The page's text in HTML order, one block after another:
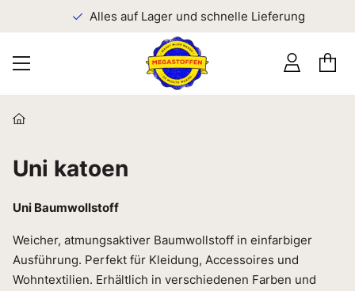
Alles auf Lager und schnelle Lieferung
Uni katoen
Uni Baumwollstoff
Weicher, atmungsaktiver Baumwollstoff in einfarbiger
Ausführung. Perfekt für Kleidung, Accessoires und
Wohntextilien. Erhältlich in verschiedenen Farben und